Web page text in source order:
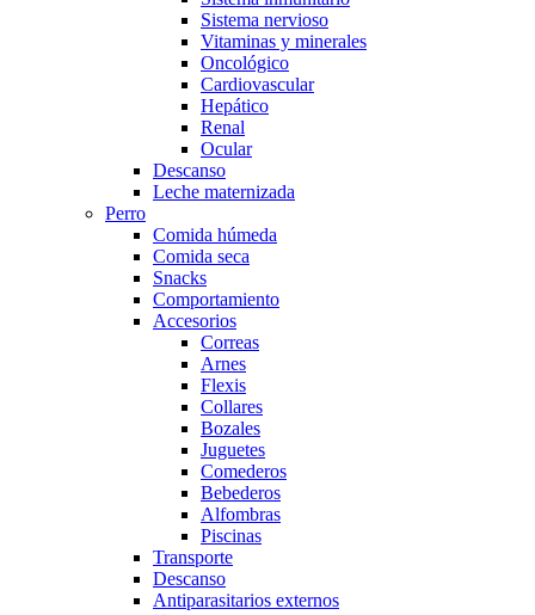
Sistema nervioso
Vitaminas y minerales
Oncológico
Cardiovascular
Hepático
Renal
Ocular
Descanso
Leche maternizada
Perro
Comida húmeda
Comida seca
Snacks
Comportamiento
Accesorios
Correas
Arnes
Flexis
Collares
Bozales
Juguetes
Comederos
Bebederos
Alfombras
Piscinas
Transporte
Descanso
Antiparasitarios externos